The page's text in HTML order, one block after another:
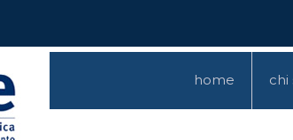
home chi